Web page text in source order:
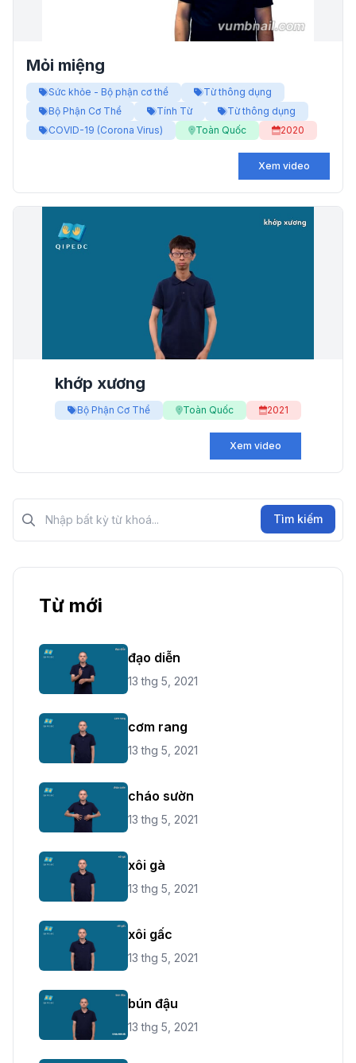
Mỏi miệng
Sức khỏe - Bộ phận cơ thể
Từ thông dụng
Bộ Phận Cơ Thể
Tính Từ
Từ thông dụng
COVID-19 (Corona Virus)
Toàn Quốc 2020
Xem video
khớp xương
Bộ Phận Cơ Thể Toàn Quốc 2021
Xem video
Tìm kiếm?>
Tìm kiếm
Từ mới
đạo diễn
13 thg 5, 2021
cơm rang
13 thg 5, 2021
cháo sườn
13 thg 5, 2021
xôi gà
13 thg 5, 2021
xôi gấc
13 thg 5, 2021
bún đậu
13 thg 5, 2021